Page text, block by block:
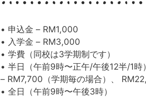
• 申込金 – RM1,000
• 入学金 – RM3,000
• 学費（同校は3学期制です）
• 半日（午前9時〜正午/午後12半/1時）
– RM7,700（学期毎の場合）、
• 全日（午前9時〜午後3時）